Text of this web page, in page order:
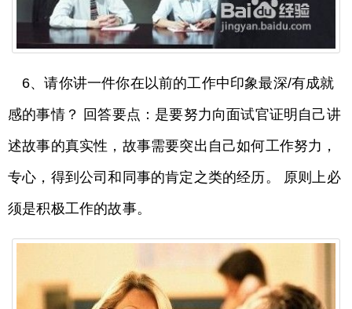
6、请你讲一件你在以前的工作中印象最深/有成就
感的事情？ 回答要点：是要努力向面试官证明自己讲
述故事的真实性，故事需要突出自己如何工作努力，
专心，得到公司和同事的肯定之类的经历。 原则上必
须是积极工作的故事。